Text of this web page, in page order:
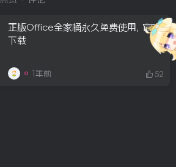
正版Office全家桶永久免费使用, 官方
下载
1年前 52